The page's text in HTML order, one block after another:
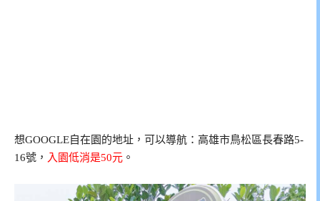
想GOOGLE自在園的地址，可以導航：高雄市鳥松區長春路5-
16號， 入園低消是50元 。